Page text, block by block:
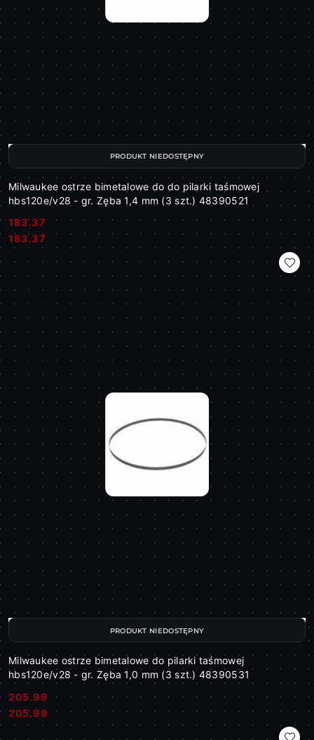
Milwaukee ostrze bimetalowe do do pilarki taśmowej
hbs120e/v28 - gr. Zęba 1,4 mm (3 szt.) 48390521
Cena:
183.37
Cena:
183.37
PRODUKT NIEDOSTĘPNY
Milwaukee ostrze bimetalowe do pilarki taśmowej
hbs120e/v28 - gr. Zęba 1,0 mm (3 szt.) 48390531
Cena:
205.99
Cena:
205.99
PRODUKT NIEDOSTĘPNY